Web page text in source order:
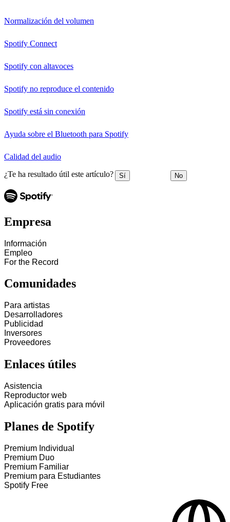
Normalización del volumen
Spotify Connect
Spotify con altavoces
Spotify no reproduce el contenido
Spotify está sin conexión
Ayuda sobre el Bluetooth para Spotify
Calidad del audio
¿Te ha resultado útil este artículo? Sí No
Empresa
Información
Empleo
For the Record
Comunidades
Para artistas
Desarrolladores
Publicidad
Inversores
Proveedores
Enlaces útiles
Asistencia
Reproductor web
Aplicación gratis para móvil
Planes de Spotify
Premium Individual
Premium Duo
Premium Familiar
Premium para Estudiantes
Spotify Free